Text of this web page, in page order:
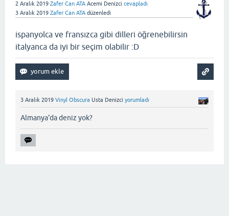
2 Aralık 2019 Zafer Can ATA Acemi Denizci cevapladı
3 Aralık 2019 Zafer Can ATA düzenledi
ispanyolca ve fransızca gibi dilleri öğrenebilirsin
italyanca da iyi bir seçim olabilir :D
3 Aralık 2019 Vinyl Obscura Usta Denizci yorumladı
Almanya'da deniz yok?